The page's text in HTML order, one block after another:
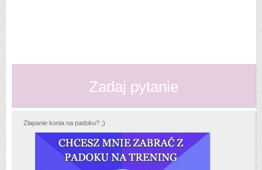
Zadaj pytanie
Złapanie konia na padoku? ;)